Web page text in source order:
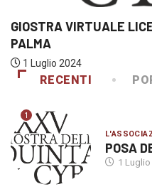
GIOSTRA VIRTUALE
PALMA
1 Luglio 2024
RECENTI
1
POSA
1